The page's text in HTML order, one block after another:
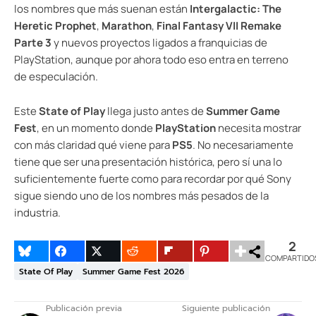
los nombres que más suenan están Intergalactic: The
Heretic Prophet, Marathon, Final Fantasy VII Remake
Parte 3y nuevos proyectos ligados a franquicias de
PlayStation, aunque por ahora todo eso entra en terreno
de especulación.
EsteState of Playllega justo antes deSummer Game
Fest, en un momento donde PlayStationnecesita mostrar
con más claridad qué viene paraPS5. No necesariamente
tiene que ser una presentación histórica, pero sí una lo
suficientemente fuerte como para recordar por qué Sony
sigue siendo uno de los nombres más pesados de la
industria.
2
State Of Play Summer Game Fest 2026
Publicación previa Siguiente publicación